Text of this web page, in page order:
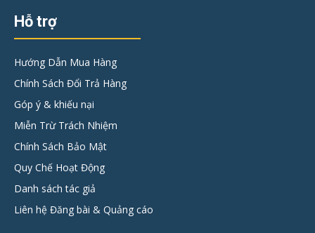
Hỗ trợ
Hướng Dẫn Mua Hàng
Chính Sách Đổi Trả Hàng
Góp ý & khiếu nại
Miễn Trừ Trách Nhiệm
Chính Sách Bảo Mật
Quy Chế Hoạt Động
Danh sách tác giả
Liên hệ Đăng bài & Quảng cáo